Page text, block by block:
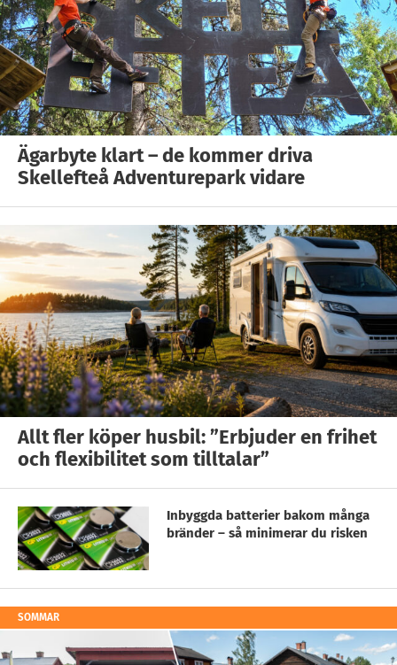
Ägarbyte klart – de kommer driva
Skellefteå Adventurepark vidare
Allt fler köper husbil: ”Erbjuder en frihet
och flexibilitet som tilltalar”
Inbyggda batterier bakom många
bränder – så minimerar du risken
SOMMAR